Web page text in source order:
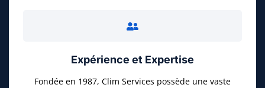
Expérience et Expertise
Fondée en 1987, Clim Services possède une vaste